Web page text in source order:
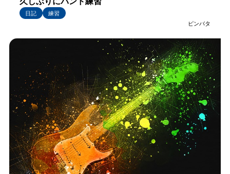
日記
練習
ピンバタ